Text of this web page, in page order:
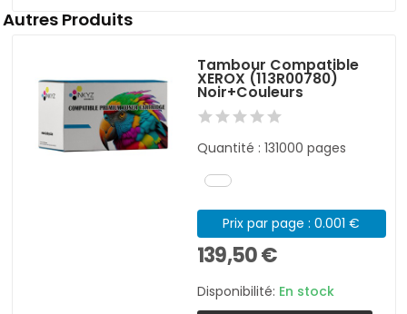
Autres Produits
Tambour Compatible
XEROX (113R00780)
Noir+Couleurs
Quantité : 131000 pages
Prix par page : 0.001 €
139,50 €
Disponibilité: En stock